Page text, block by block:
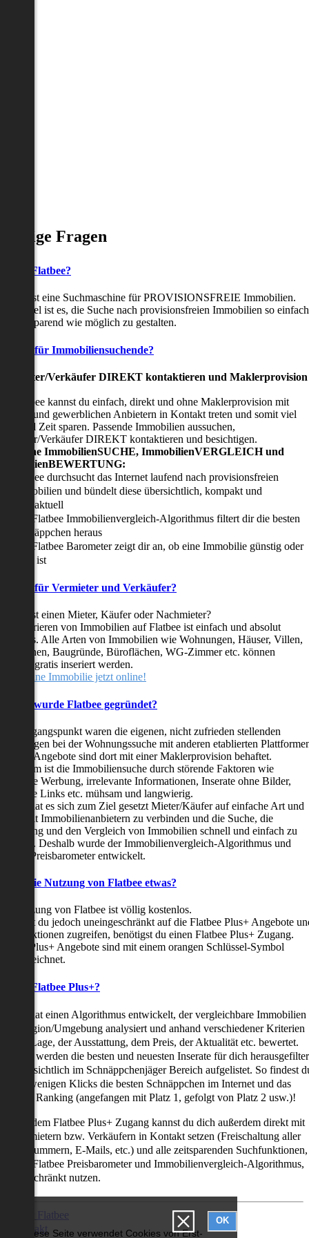
Diese Seite verwendet Cookies von Erst-
OK
Fragen
ist Flatbee?
ist eine Suchmaschine für PROVISIONSFREIE Immobilien.
Ziel ist es, die Suche nach provisionsfreien Immobilien so einfach
zeitsparend wie möglich zu gestalten.
für Immobiliensuchende?
Verkäufer DIREKT kontaktieren und Maklerprovision
Flatbee kannst du einfach, direkt und ohne Maklerprovision mit
und gewerblichen Anbietern in Kontakt treten und somit viel
und Zeit sparen. Passende Immobilien aussuchen,
Verkäufer DIREKT kontaktieren und besichtigen.
in-one ImmobilienSUCHE, ImmobilienVERGLEICH und
Flatbee durchsucht das Internet laufend nach provisionsfreien
Immobilien und bündelt diese übersichtlich, kompakt und
tagesaktuell
Der Flatbee Immobilienvergleich-Algorithmus filtert dir die besten
Schnäppchen heraus
Der Flatbee Barometer zeigt dir an, ob eine Immobilie günstig oder
teuer ist
für Vermieter und Verkäufer?
suchst einen Mieter, Käufer oder Nachmieter?
Inserieren von Immobilien auf Flatbee ist einfach und absolut
Alle Arten von Immobilien wie Wohnungen, Häuser, Villen,
Baugründe, Büroflächen, WG-Zimmer etc. können
gratis inseriert werden.
deine Immobilie jetzt online!
wurde Flatbee gegründet?
Ausgangspunkt waren die eigenen, nicht zufrieden stellenden
bei der Wohnungssuche mit anderen etablierten
alle Angebote sind dort mit einer Maklerprovision behaftet.
ist die Immobiliensuche durch störende Faktoren wie
Werbung, irrelevante Informationen, Inserate ohne Bilder,
Links etc. mühsam und langwierig.
hat es sich zum Ziel gesetzt Mieter/Käufer auf einfache Art und
mit Immobilienanbietern zu verbinden und die Suche, die
und den Vergleich von Immobilien schnell und einfach zu
Deshalb wurde der Immobilienvergleich-Algorithmus und
Preisbarometer entwickelt.
die Nutzung von Flatbee etwas?
Nutzung von Flatbee ist völlig kostenlos.
du jedoch uneingeschränkt auf die Flatbee Plus+ Angebote
zugreifen, benötigst du einen Flatbee Plus+ Zugang.
Plus+ Angebote sind mit einem orangen Schlüssel-Symbol
ist Flatbee Plus+?
hat einen Algorithmus entwickelt, der vergleichbare Immobilien
Region/Umgebung analysiert und anhand verschiedener Kriterien
der Lage, der Ausstattung, dem Preis, der Aktualität etc. bewertet.
werden die besten und neuesten Inserate für dich
übersichtlich im Schnäppchenjäger Bereich aufgelistet. So findest
nur wenigen Klicks die besten Schnäppchen im Internet und das
als Ranking (angefangen mit Platz 1, gefolgt von Platz 2 usw.)!
mit dem Flatbee Plus+ Zugang kannst du dich außerdem direkt mit
Vermietern bzw. Verkäufern in Kontakt setzen (Freischaltung aller
E-Mails, etc.) und alle zeitsparenden Suchfunktionen,
den Flatbee Preisbarometer und Immobilienvergleich-Algorithmus,
nutzen.
Über Flatbee
Kontakt